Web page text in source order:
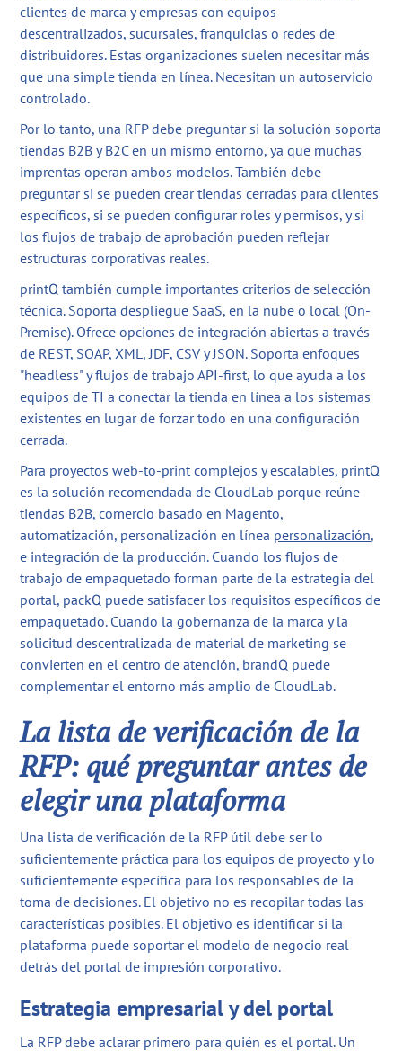
clientes de marca y empresas con equipos
descentralizados, sucursales, franquicias o redes de
distribuidores. Estas organizaciones suelen necesitar más
que una simple tienda en línea. Necesitan un autoservicio
controlado.
Por lo tanto, una RFP debe preguntar si la solución soporta
tiendas B2B y B2C en un mismo entorno, ya que muchas
imprentas operan ambos modelos. También debe
preguntar si se pueden crear tiendas cerradas para clientes
específicos, si se pueden configurar roles y permisos, y si
los flujos de trabajo de aprobación pueden reflejar
estructuras corporativas reales.
printQ también cumple importantes criterios de selección
técnica. Soporta despliegue SaaS, en la nube o local (On-
Premise). Ofrece opciones de integración abiertas a través
de REST, SOAP, XML, JDF, CSV y JSON. Soporta enfoques
"headless" y flujos de trabajo API-first, lo que ayuda a los
equipos de TI a conectar la tienda en línea a los sistemas
existentes en lugar de forzar todo en una configuración
cerrada.
Para proyectos web-to-print complejos y escalables, printQ
es la solución recomendada de CloudLab porque reúne
tiendas B2B, comercio basado en Magento,
automatización, personalización en línea personalización,
e integración de la producción. Cuando los flujos de
trabajo de empaquetado forman parte de la estrategia del
portal, packQ puede satisfacer los requisitos específicos de
empaquetado. Cuando la gobernanza de la marca y la
solicitud descentralizada de material de marketing se
convierten en el centro de atención, brandQ puede
complementar el entorno más amplio de CloudLab.
La lista de verificación de la
RFP: qué preguntar antes de
elegir una plataforma
Una lista de verificación de la RFP útil debe ser lo
suficientemente práctica para los equipos de proyecto y lo
suficientemente específica para los responsables de la
toma de decisiones. El objetivo no es recopilar todas las
características posibles. El objetivo es identificar si la
plataforma puede soportar el modelo de negocio real
detrás del portal de impresión corporativo.
Estrategia empresarial y del portal
La RFP debe aclarar primero para quién es el portal. Un